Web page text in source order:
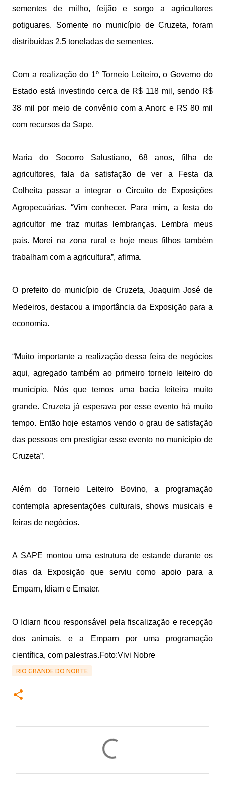
sementes de milho, feijão e sorgo a agricultores
potiguares. Somente no município de Cruzeta, foram
distribuídas 2,5 toneladas de sementes.
Com a realização do 1º Torneio Leiteiro, o Governo do
Estado está investindo cerca de R$ 118 mil, sendo R$
38 mil por meio de convênio com a Anorc e R$ 80 mil
com recursos da Sape.
Maria do Socorro Salustiano, 68 anos, filha de
agricultores, fala da satisfação de ver a Festa da
Colheita passar a integrar o Circuito de Exposições
Agropecuárias. “Vim conhecer. Para mim, a festa do
agricultor me traz muitas lembranças. Lembra meus
pais. Morei na zona rural e hoje meus filhos também
trabalham com a agricultura”, afirma.
O prefeito do município de Cruzeta, Joaquim José de
Medeiros, destacou a importância da Exposição para a
economia.
“Muito importante a realização dessa feira de negócios
aqui, agregado também ao primeiro torneio leiteiro do
município. Nós que temos uma bacia leiteira muito
grande. Cruzeta já esperava por esse evento há muito
tempo. Então hoje estamos vendo o grau de satisfação
das pessoas em prestigiar esse evento no município de
Cruzeta”.
Além do Torneio Leiteiro Bovino, a programação
contempla apresentações culturais, shows musicais e
feiras de negócios.
A SAPE montou uma estrutura de estande durante os
dias da Exposição que serviu como apoio para a
Emparn, Idiarn e Emater.
O Idiarn ficou responsável pela fiscalização e recepção
dos animais, e a Emparn por uma programação
científica, com palestras.Foto:Vivi Nobre
RIO GRANDE DO NORTE